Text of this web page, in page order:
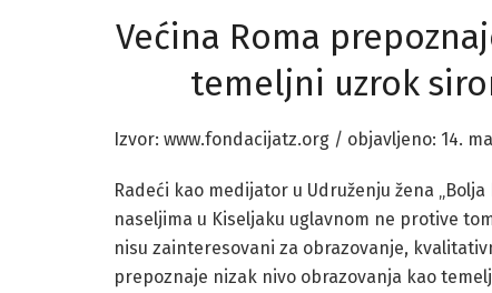
Većina Roma
temeljni uzrok
Izvor: www.fondacijatz.org / objavljeno: 14.
Radeći kao medijator u Udruženju žena
naseljima u Kiseljaku uglavnom ne protive
nisu zainteresovani za obrazovanje,
prepoznaje nizak nivo obrazovanja kao